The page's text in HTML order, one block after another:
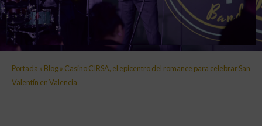
Portada » Blog» Casino CIRSA, el epicentro del romance para celebrar San
Valentín en Valencia